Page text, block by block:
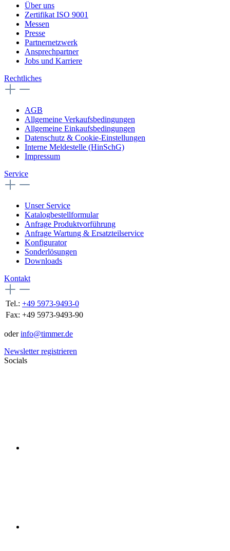
Über uns
Zertifikat ISO 9001
Messen
Presse
Partnernetzwerk
Ansprechpartner
Jobs und Karriere
Rechtliches
AGB
Allgemeine Verkaufsbedingungen
Allgemeine Einkaufsbedingungen
Datenschutz & Cookie-Einstellungen
Interne Meldestelle (HinSchG)
Impressum
Service
Unser Service
Katalogbestellformular
Anfrage Produktvorführung
Anfrage Wartung & Ersatzteilservice
Konfigurator
Sonderlösungen
Downloads
Kontakt
Tel.: +49 5973-9493-0
Fax: +49 5973-9493-90
oderinfo@timmer.de
Newsletter registrieren
Socials